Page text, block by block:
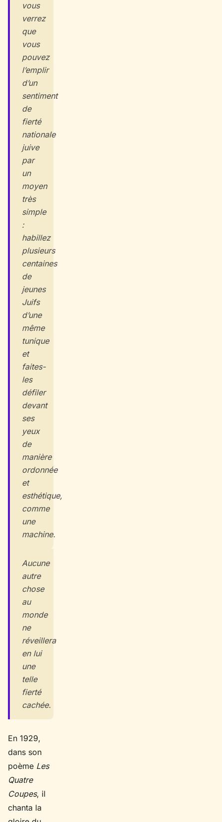
vous
verrez
que
vous
pouvez
l’emplir
d’un
sentiment
de
fierté
nationale
juive
par
un
moyen
très
simple
:
habillez
plusieurs
centaines
de
jeunes
Juifs
d’une
même
tunique
et
faites-
les
défiler
devant
ses
yeux
de
manière
ordonnée
et
esthétique,
comme
une
machine.
Aucune
autre
chose
au
monde
ne
réveillera
en lui
une
telle
fierté
cachée.
En 1929,
dans son
poème Les
Quatre
Coupes, il
chanta la